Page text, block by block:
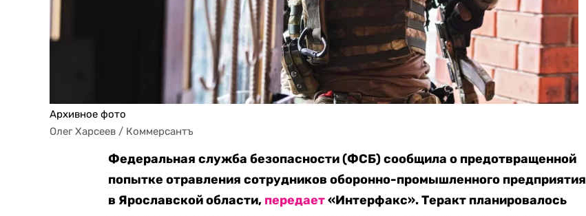
Архивное фото
Олег Харсеев / Коммерсантъ
Федеральная служба безопасности (ФСБ) сообщила о предотвращенной
попытке отравления сотрудников оборонно-промышленного предприятия
в Ярославской области, передает«Интерфакс». Теракт планировалось